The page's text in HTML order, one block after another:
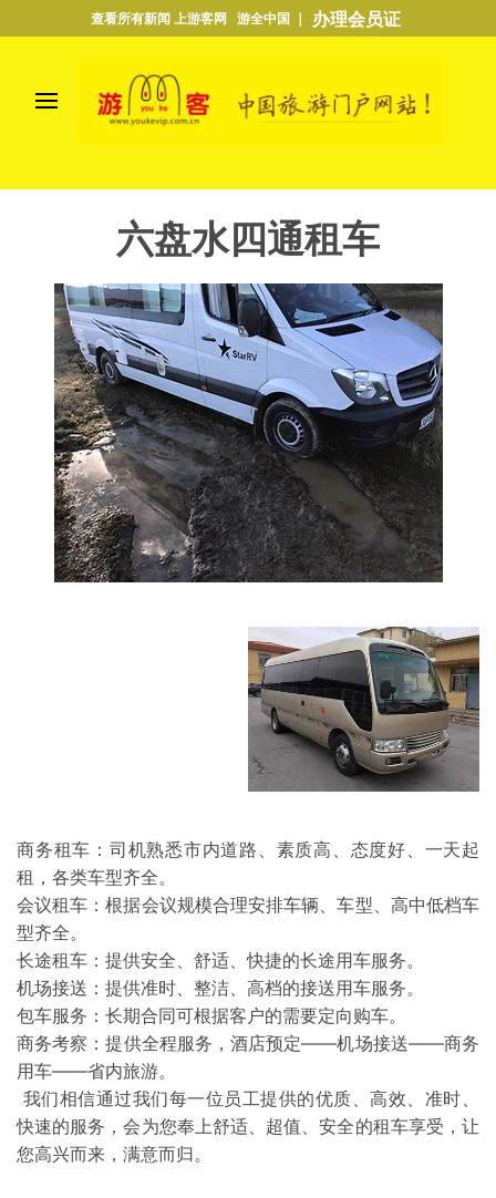
查看所有新闻 上游客网 游全中国 ｜ 办理会员证
六盘水四通租车
商务租车：司机熟悉市内道路、素质高、态度好、一天起
租，各类车型齐全。
会议租车：根据会议规模合理安排车辆、车型、高中低档车
型齐全。
长途租车：提供安全、舒适、快捷的长途用车服务。
机场接送：提供准时、整洁、高档的接送用车服务。
包车服务：长期合同可根据客户的需要定向购车。
商务考察：提供全程服务，酒店预定——机场接送——商务
用车——省内旅游。
我们相信通过我们每一位员工提供的优质、高效、准时、
快速的服务，会为您奉上舒适、超值、安全的租车享受，让
您高兴而来，满意而归。